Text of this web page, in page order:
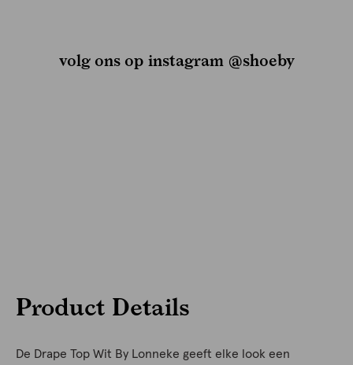
volg ons op instagram @shoeby
Product Details
De Drape Top Wit By Lonneke geeft elke look een